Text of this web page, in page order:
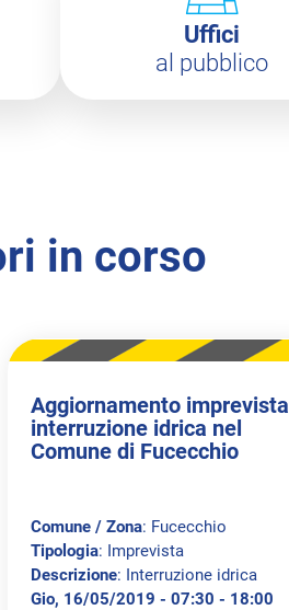
Uffici
al pubblico
in corso
Aggiornamento imprevista
interruzione idrica nel
Comune di Fucecchio
Comune / Zona: Fucecchio
Tipologia: Imprevista
Descrizione: Interruzione idrica
Gio, 16/05/2019 - 07:30 - 18:00